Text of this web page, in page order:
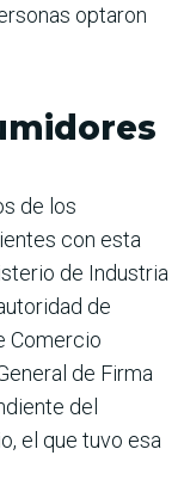
optaron
de los
con esta
de Industria
de
Comercio
de Firma
del
el que tuvo esa